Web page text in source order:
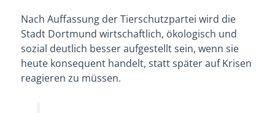
Nach Auffassung der Tierschutzpartei wird die
Stadt Dortmund wirtschaftlich, ökologisch und
sozial deutlich besser aufgestellt sein, wenn sie
heute konsequent handelt, statt später auf Krisen
reagieren zu müssen.